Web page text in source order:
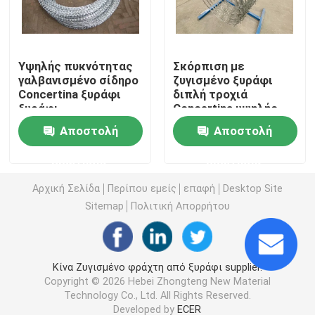
τρισδιάστατος ενωμένος στενά φράκτης καλωδίων
Δύο συρματόσχοινα συγκολλημένα φράχτη
Προσωρινός φράκτης ασφαλείας
Σωληνοειδής φράκτης χάλυβα
Περίφραξη ασφαλείας αεροδρομίου
Περίφραξη με μεταλλικό σύνδεσμο αλυσίδας
Υψηλής πυκνότητας
γαλβανισμένο σίδηρο
Concertina ξυράφι
ξυράφι
συρματόπλεγμα
πλέγμαΑποστολή
Σκόρπιση με
ζυγισμένο ξυράφι
διπλή τροχιά
Concertina υψηλής
ασφάλειας
Αποστολή
Αρχική Σελίδα Περίπου εμείς επαφή
Desktop Site
Sitemap
Πολιτική Απορρήτου
Κίνα Ζυγισμένο φράχτη από ξυράφι supplier.
Copyright © 2026 Hebei Zhongteng New Material
Technology Co., Ltd. All Rights Reserved.
Developed by ECER